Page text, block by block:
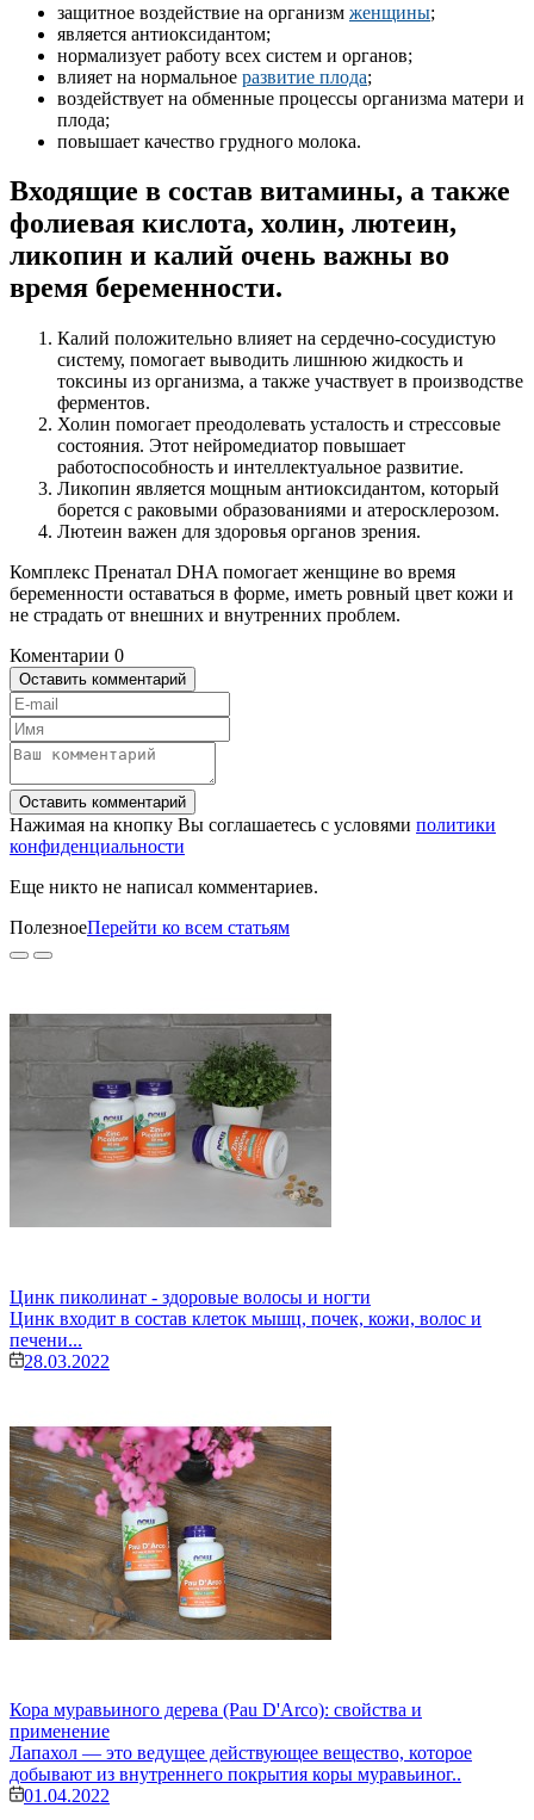
защитное воздействие на организм женщины;
является антиоксидантом;
нормализует работу всех систем и органов;
влияет на нормальное развитие плода;
воздействует на обменные процессы организма матери и
плода;
повышает качество грудного молока.
Входящие в состав витамины, а также
фолиевая кислота, холин, лютеин,
ликопин и калий очень важны во
время беременности.
Калий положительно влияет на сердечно-сосудистую
систему, помогает выводить лишнюю жидкость и
токсины из организма, а также участвует в производстве
ферментов.
Холин помогает преодолевать усталость и стрессовые
состояния. Этот нейромедиатор повышает
работоспособность и интеллектуальное развитие.
Ликопин является мощным антиоксидантом, который
борется с раковыми образованиями и атеросклерозом.
Лютеин важен для здоровья органов зрения.
Комплекс Пренатал DHA помогает женщине во время
беременности оставаться в форме, иметь ровный цвет кожи и
не страдать от внешних и внутренних проблем.
Коментарии 0
Оставить комментарий
Оставить комментарий
Нажимая на кнопку Вы соглашаетесь с условями политики
конфиденциальности
Еще никто не написал комментариев.
ПолезноеПерейти ко всем статьям
Цинк пиколинат - здоровые волосы и ногти
Цинк входит в состав клеток мышц, почек, кожи, волос и
печени...
28.03.2022
Кора муравьиного дерева (Pau D'Arco): свойства и
применение
Лапахол — это ведущее действующее вещество, которое
добывают из внутреннего покрытия коры муравьиног..
01.04.2022